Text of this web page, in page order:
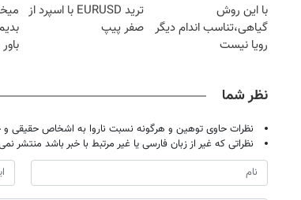
با این روش
گیاهی،تناسب اندام دیگر
رویا نیست
ترید EURUSD با اسپرد از
صفر پیپ
نظر شما
نظرات حاوی توهین و هرگونه نسبت ناروا به اشخاص حقیقی
نظراتی که غیر از زبان فارسی یا غیر مرتبط با خبر باشد منتشر